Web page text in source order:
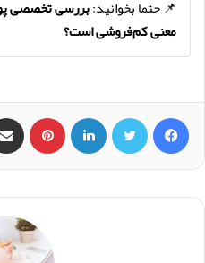
📌 حتما بخوانید:
معنی کم‌فروشی است؟
‫پین‌ترست